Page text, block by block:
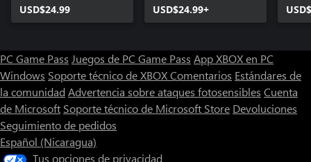
USD$24.99 USD$24.99+
PC Game Pass Juegos de PC Game Pass App XBOX en PC
Windows Soporte técnico de XBOXComentarios Estándares de
la comunidad Advertencia sobre ataques fotosensibles Cuenta
de Microsoft Soporte técnico de Microsoft Store Devoluciones
Seguimiento de pedidos
Español (Nicaragua)
Tus opciones de privacidad